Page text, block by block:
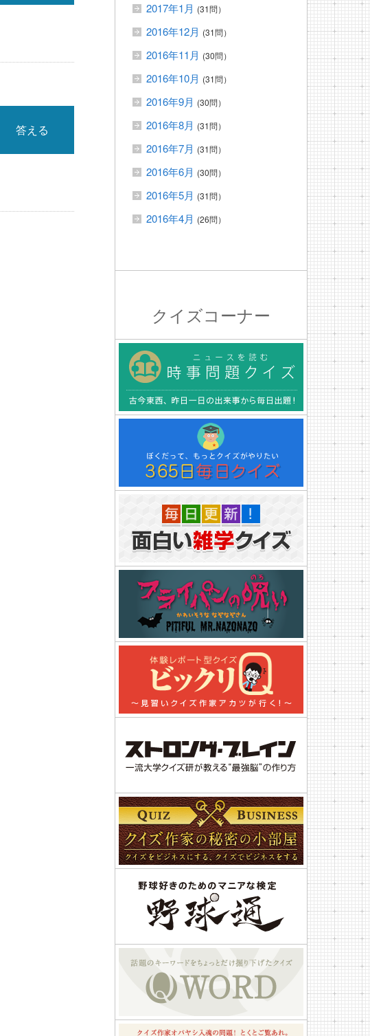
答える
2017年1月 (31問）
2016年12月 (31問）
2016年11月 (30問）
2016年10月 (31問）
2016年9月 (30問）
2016年8月 (31問）
2016年7月 (31問）
2016年6月 (30問）
2016年5月 (31問）
2016年4月 (26問）
クイズコーナー